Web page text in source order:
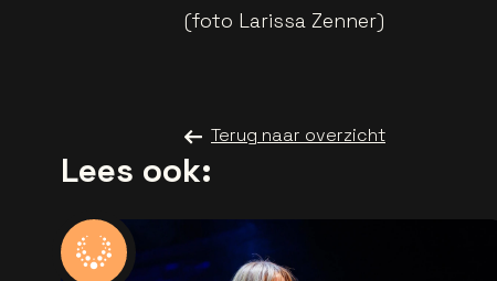
(foto Larissa Zenner)
Terug naar overzicht
Lees ook: